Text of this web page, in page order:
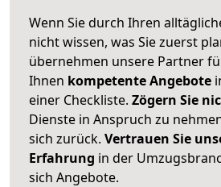
Wenn Sie durch Ihren
nicht wissen, was Sie zuerst
übernehmen unsere Partner
Ihnen kompetente Angebote
einer Checkliste. Zögern Sie
Dienste in Anspruch zu
sich zurück. Vertrauen Sie
Erfahrung in der
sich Angebote.